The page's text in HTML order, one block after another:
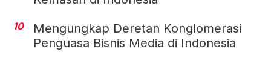
10
Mengungkap Deretan Konglomerasi
Penguasa Bisnis Media di Indonesia